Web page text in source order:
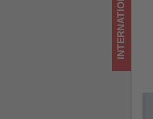
INTERNATIONAL